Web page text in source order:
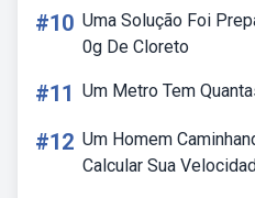
#10 Uma Solução Foi
0g De Cloreto
#11 Um Metro Tem
#12 Um Homem
Calcular Sua